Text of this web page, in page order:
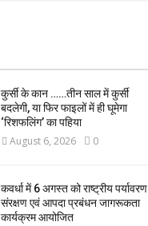
कुर्सी के कान ……तीन साल में कुर्सी
बदलेगी, या फिर फाइलों में ही घूमेगा
‘रिशफलिंग’ का पहिया
August 6, 2026 0
कवर्धा में 6 अगस्त को राष्ट्रीय पर्यावरण
संरक्षण एवं आपदा प्रबंधन जागरूकता
कार्यक्रम आयोजित